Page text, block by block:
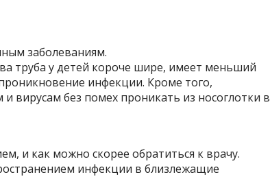
заболеваниям.
труба у детей короче шире, имеет меньший
инфекции. Кроме того,
и вирусам без помех проникать из носоглотки в
и как можно скорее обратиться к врачу.
инфекции в близлежащие